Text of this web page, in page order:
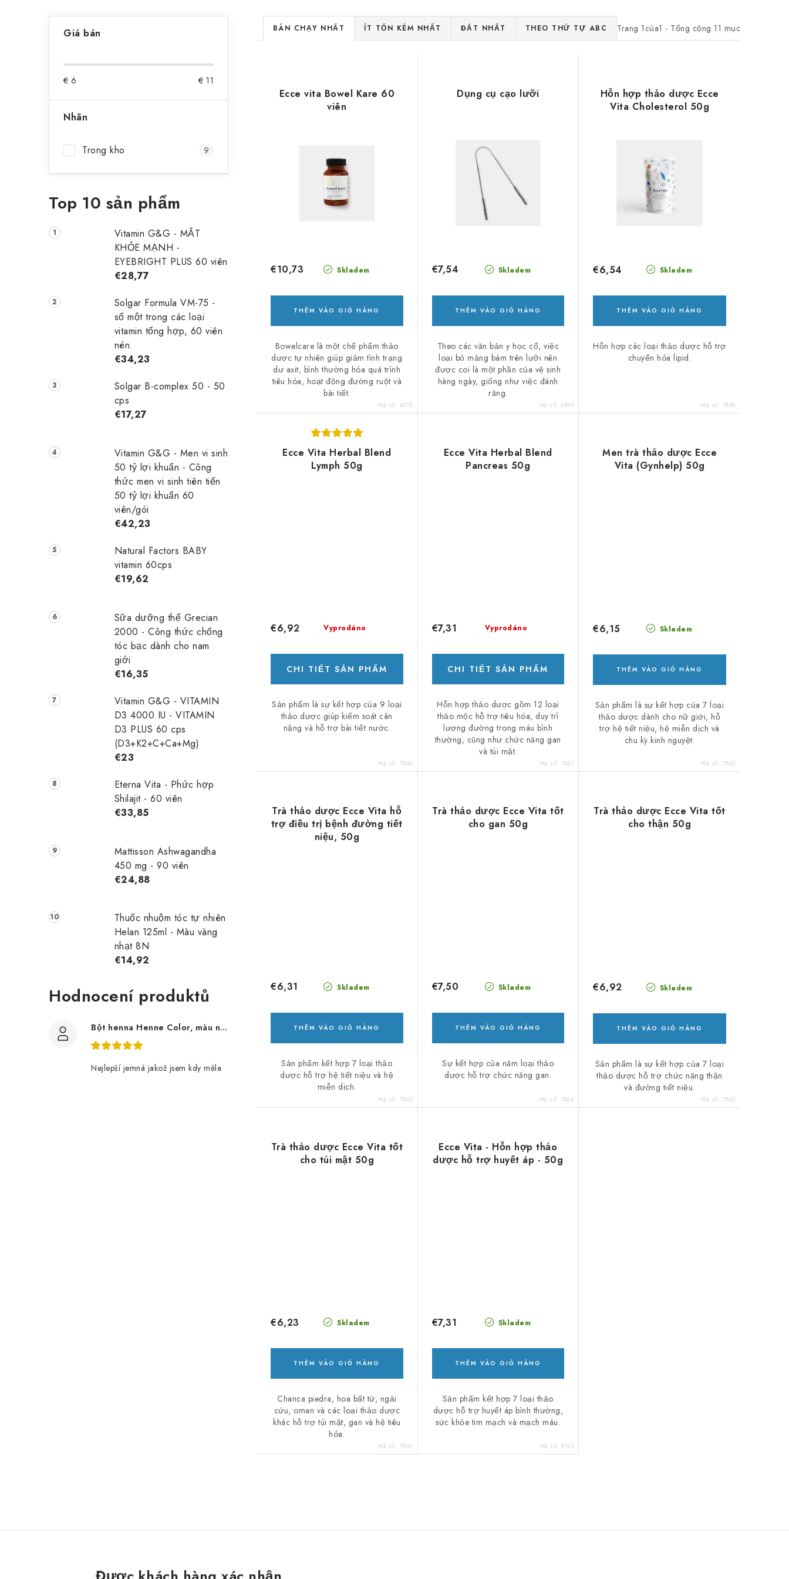
n
n
Giá bán
€ 6 € 11
Nhãn
Trong kho 9
Top 10 sản phẩm
Vitamin G&G - MẮT
KHỎE MẠNH -
EYEBRIGHT PLUS 60 viên
€28,77
Solgar Formula VM-75 -
số một trong các loại
vitamin tổng hợp, 60 viên
nén.
€34,23
Solgar B-complex 50 - 50
cps
€17,27
Vitamin G&G - Men vi sinh
50 tỷ lợi khuẩn - Công
thức men vi sinh tiên tiến
50 tỷ lợi khuẩn 60
viên/gói
€42,23
Natural Factors BABY
vitamin 60cps
€19,62
Sữa dưỡng thể Grecian
2000 - Công thức chống
tóc bạc dành cho nam
giới
€16,35
Vitamin G&G - VITAMIN
D3 4000 IU - VITAMIN
D3 PLUS 60 cps
(D3+K2+C+Ca+Mg)
€23
Eterna Vita - Phức hợp
Shilajit - 60 viên
€33,85
Mattisson Ashwagandha
450 mg - 90 viên
€24,88
Thuốc nhuộm tóc tự nhiên
Helan 125ml - Màu vàng
nhạt 8N
€14,92
Hodnocení produktů
Bột henna Henne Color, màu nâu, 100g
Nejlepší jemná jakož jsem kdy měla
Trang 1 của1 - Tổng cộng 11 mục
h
p
h
m
BÁN CHẠY NHẤT ÍT TỐN KÉM NHẤT ĐẮT NHẤT THEO THỨ TỰ ABC
Ecce vita Bowel Kare 60
viên
Skladem
€10,73
THÊM VÀO GIỎ HÀNG
Bowelcare là một chế phẩm thảo
dược tự nhiên giúp giảm tình trạng
dư axit, bình thường hóa quá trình
tiêu hóa, hoạt động đường ruột và
bài tiết.
Mã số: 4975
Dụng cụ cạo lưỡi
Skladem
€7,54
THÊM VÀO GIỎ HÀNG
Theo các văn bản y học cổ, việc
loại bỏ mảng bám trên lưỡi nên
được coi là một phần của vệ sinh
hàng ngày, giống như việc đánh
răng.
Mã số:4990
Hỗn hợp thảo dược Ecce
Vita Cholesterol 50g
Skladem
€6,54
THÊM VÀO GIỎ HÀNG
Hỗn hợp các loại thảo dược hỗ trợ
chuyển hóa lipid.
Mã số: 7859
Ecce Vita Herbal Blend
Lymph 50g
Vyprodáno
€6,92
CHI TIẾT SẢN PHẨM
Sản phẩm là sự kết hợp của 9 loại
thảo dược giúp kiểm soát cân
nặng và hỗ trợ bài tiết nước.
Mã số: 7860
Ecce Vita Herbal Blend
Pancreas 50g
Vyprodáno
€7,31
CHI TIẾT SẢN PHẨM
Hỗn hợp thảo dược gồm 12 loại
thảo mộc hỗ trợ tiêu hóa, duy trì
lượng đường trong máu bình
thường, cũng như chức năng gan
và túi mật.
Mã số:7861
Men trà thảo dược Ecce
Vita (Gynhelp) 50g
Skladem
€6,15
THÊM VÀO GIỎ HÀNG
Sản phẩm là sự kết hợp của 7 loại
thảo dược dành cho nữ giới, hỗ
trợ hệ tiết niệu, hệ miễn dịch và
chu kỳ kinh nguyệt.
Mã số: 7862
Trà thảo dược Ecce Vita hỗ
trợ điều trị bệnh đường tiết
niệu, 50g
Skladem
€6,31
THÊM VÀO GIỎ HÀNG
Sản phẩm kết hợp 7 loại thảo
dược hỗ trợ hệ tiết niệu và hệ
miễn dịch.
Mã số: 7863
Trà thảo dược Ecce Vita tốt
cho gan 50g
Skladem
€7,50
THÊM VÀO GIỎ HÀNG
Sự kết hợp của năm loại thảo
dược hỗ trợ chức năng gan.
Mã số:7864
Trà thảo dược Ecce Vita tốt
cho thận 50g
Skladem
€6,92
THÊM VÀO GIỎ HÀNG
Sản phẩm là sự kết hợp của 7 loại
thảo dược hỗ trợ chức năng thận
và đường tiết niệu.
Mã số: 7865
Trà thảo dược Ecce Vita tốt
cho túi mật 50g
Skladem
€6,23
THÊM VÀO GIỎ HÀNG
Chanca piedra, hoa bất tử, ngải
cứu, oman và các loại thảo dược
khác hỗ trợ túi mật, gan và hệ tiêu
hóa.
Mã số: 7866
Ecce Vita - Hỗn hợp thảo
dược hỗ trợ huyết áp - 50g
Skladem
€7,31
THÊM VÀO GIỎ HÀNG
Sản phẩm kết hợp 7 loại thảo
dược hỗ trợ huyết áp bình thường,
sức khỏe tim mạch và mạch máu.
Mã số:8123